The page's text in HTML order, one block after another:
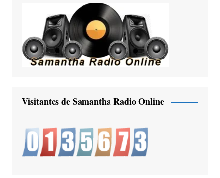
Visitantes de Samantha Radio Online